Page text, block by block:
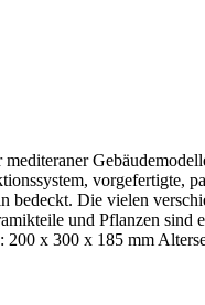
vorgefertigte,
Die vielen
und Pflanzen sind
x 300 x 185 mm